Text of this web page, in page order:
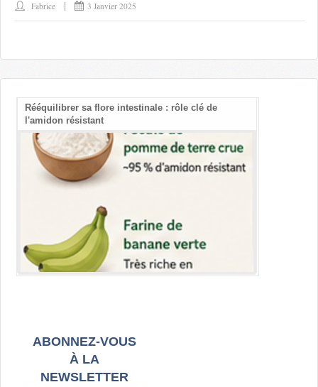
Fabrice 3 Janvier 2025
Rééquilibrer sa flore intestinale : rôle clé de
l'amidon résistant
ABONNEZ-VOUS
À LA
NEWSLETTER